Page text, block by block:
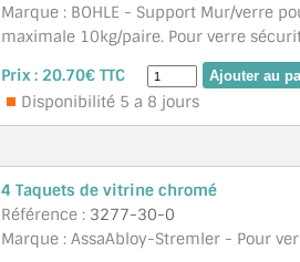
Marque : BOHLE - Support Mur/verre
maximale 10kg/paire. Pour verre
Prix : 20.70€ TTC
Disponibilité 5 a 8 jours
4 Taquets de vitrine chromé
Référence : 3277-30-0
Marque : AssaAbloy-Stremler - Pour